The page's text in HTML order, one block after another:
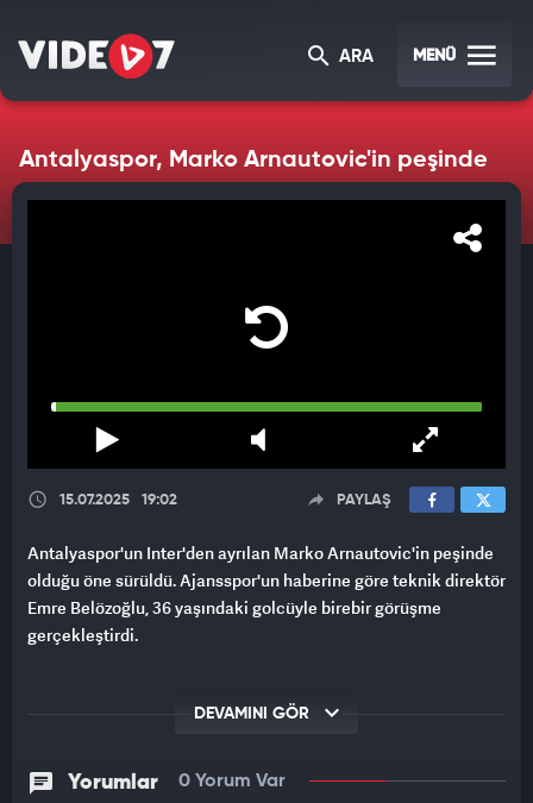
ARA MENÜ
Antalyaspor, Marko Arnautovic'in peşinde
15.07.2025 19:02 PAYLAŞ
Antalyaspor'un Inter'den ayrılan Marko Arnautovic'in peşinde
olduğu öne sürüldü. Ajansspor'un haberine göre teknik direktör
Emre Belözoğlu, 36 yaşındaki golcüyle birebir görüşme
gerçekleştirdi.
DEVAMINI GÖR
Yorumlar 0 Yorum Var